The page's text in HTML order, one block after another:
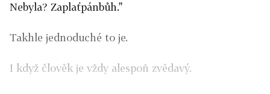
Nebyla? Zaplaťpánbůh."
Takhle jednoduché to je.
I když člověk je vždy alespoň zvědavý.